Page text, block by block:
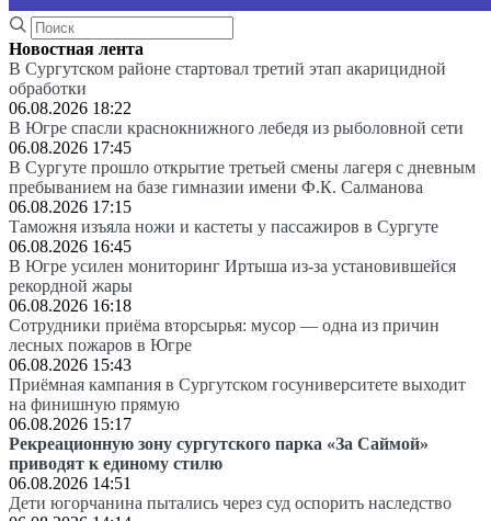
Новостная лента
В Сургутском районе стартовал третий этап акарицидной
обработки
06.08.2026 18:22
В Югре спасли краснокнижного лебедя из рыболовной сети
06.08.2026 17:45
В Сургуте прошло открытие третьей смены лагеря с дневным
пребыванием на базе гимназии имени Ф.К. Салманова
06.08.2026 17:15
Таможня изъяла ножи и кастеты у пассажиров в Сургуте
06.08.2026 16:45
В Югре усилен мониторинг Иртыша из-за установившейся
рекордной жары
06.08.2026 16:18
Сотрудники приёма вторсырья: мусор — одна из причин
лесных пожаров в Югре
06.08.2026 15:43
Приёмная кампания в Сургутском госуниверситете выходит
на финишную прямую
06.08.2026 15:17
Рекреационную зону сургутского парка «За Саймой»
приводят к единому стилю
06.08.2026 14:51
Дети югорчанина пытались через суд оспорить наследство